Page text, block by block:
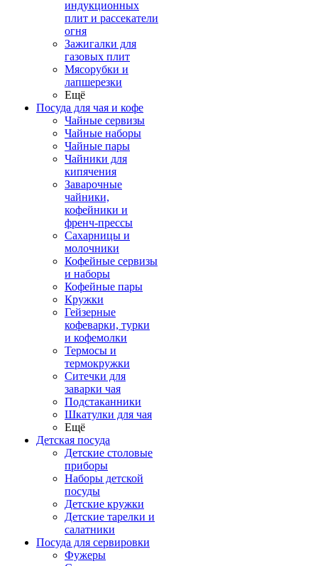
индукционных
плит и рассекатели
огня
Зажигалки для
газовых плит
Мясорубки и
лапшерезки
Ещё
Посуда для чая и кофе
Чайные сервизы
Чайные наборы
Чайные пары
Чайники для
кипячения
Заварочные
чайники,
кофейники и
френч-прессы
Сахарницы и
молочники
Кофейные сервизы
и наборы
Кофейные пары
Кружки
Гейзерные
кофеварки, турки
и кофемолки
Термосы и
термокружки
Ситечки для
заварки чая
Подстаканники
Шкатулки для чая
Ещё
Детская посуда
Детские столовые
приборы
Наборы детской
посуды
Детские кружки
Детские тарелки и
салатники
Посуда для сервировки
Фужеры